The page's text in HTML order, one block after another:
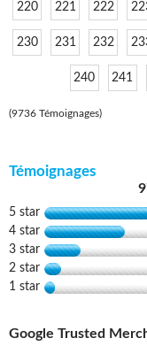
220 221 222
230 231 232
240 241
(9736 Témoignages)
Témoignages
5 star
4 star
3 star
2 star
1 star
Google Trusted